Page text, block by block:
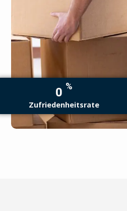
0 %
Zufriedenheitsrate